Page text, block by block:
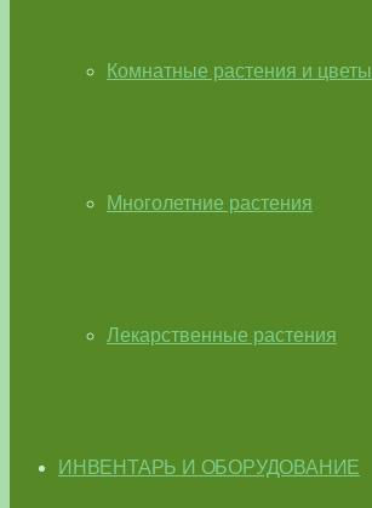
Комнатные растения и цветы
Многолетние растения
Лекарственные растения
ИНВЕНТАРЬ И ОБОРУДОВАНИЕ